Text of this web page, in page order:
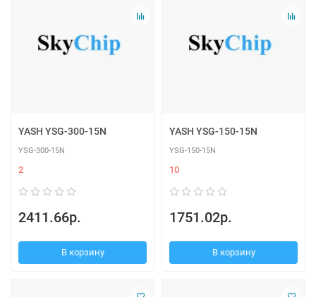
YASH YSG-300-15N
YSG-300-15N
2
2411.66р.
В корзину
YASH YSG-150-15N
YSG-150-15N
10
1751.02р.
В корзину